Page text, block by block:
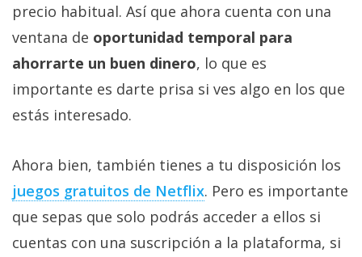
precio habitual. Así que ahora cuenta con una
ventana de oportunidad temporal para
ahorrarte un buen dinero, lo que es
importante es darte prisa si ves algo en los que
estás interesado.
Ahora bien, también tienes a tu disposición los
juegos gratuitos de Netflix‎. Pero es importante
que sepas que solo podrás acceder a ellos si
cuentas con una suscripción a la plataforma, si